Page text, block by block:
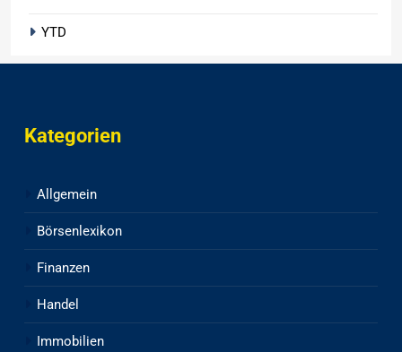
YTD
Kategorien
Allgemein
Börsenlexikon
Finanzen
Handel
Immobilien